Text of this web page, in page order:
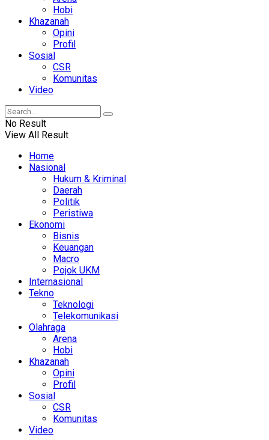
Hobi
Khazanah
Opini
Profil
Sosial
CSR
Komunitas
Video
No Result
View All Result
Home
Nasional
Hukum & Kriminal
Daerah
Politik
Peristiwa
Ekonomi
Bisnis
Keuangan
Macro
Pojok UKM
Internasional
Tekno
Teknologi
Telekomunikasi
Olahraga
Arena
Hobi
Khazanah
Opini
Profil
Sosial
CSR
Komunitas
Video